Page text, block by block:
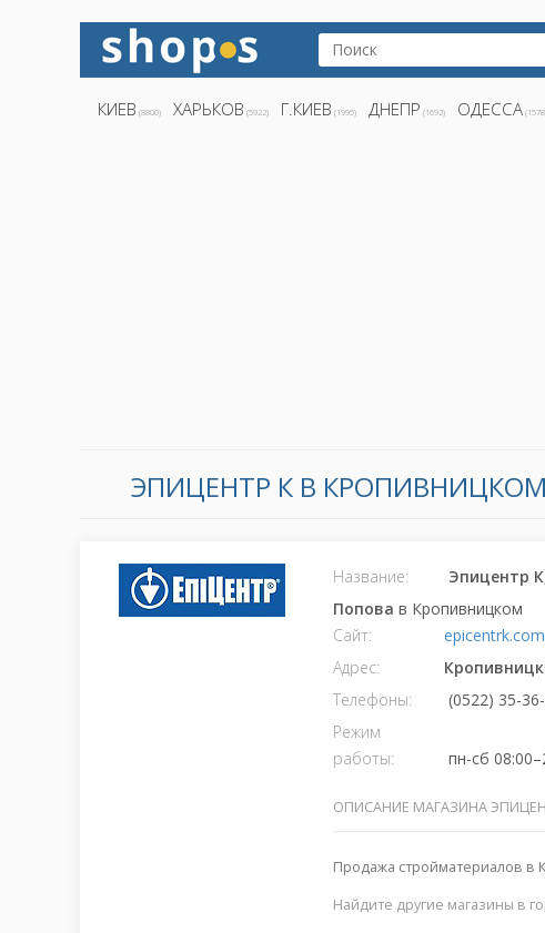
КИЕВ (8800) ХАРЬКОВ (5922) Г.КИЕВ (1995) ДНЕПР (1692) ОДЕССА
ЭПИЦЕНТР К В КРОПИВНИЦКОМ
Название:
Эпицентр
Попова в Кропивницком
Сайт:
Адрес:
Телефоны:
(0522) 35-
Режим
работы:
пн-сб
ОПИСАНИЕ МАГАЗИНА
Продажа стройматериалов в
Найдите другие магазины в